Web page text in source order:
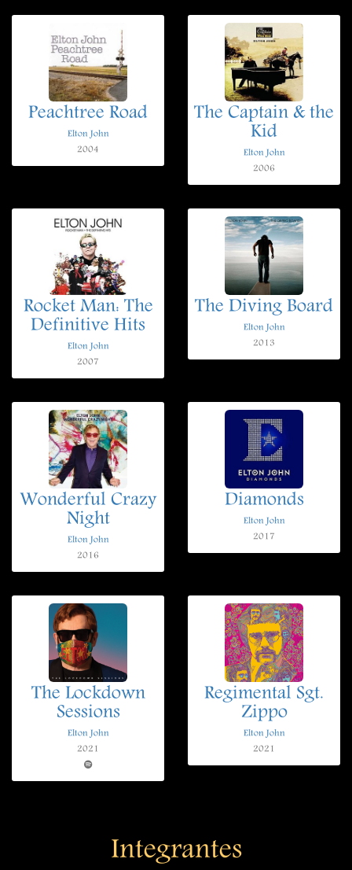
Peachtree Road
Elton John
2004
The Captain & the
Kid
Elton John
2006
Rocket Man: The
Definitive Hits
Elton John
2007
The Diving Board
Elton John
2013
Wonderful Crazy
Night
Elton John
2016
Diamonds
Elton John
2017
The Lockdown
Sessions
Elton John
2021
Regimental Sgt.
Zippo
Elton John
2021
Integrantes